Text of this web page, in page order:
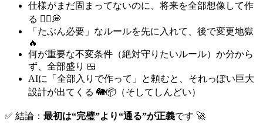
仕様がまだ固まってないのに、将来を全部想像して作
る 🧙‍♂️💭
「たぶん必要」なルールを先に入れて、後で変更地獄
🔥
何が重要な不変条件（絶対守りたいルール）か分から
ず、全部盛り 🍱
AIに「全部入りで作って」と頼むと、それっぽい巨大
設計が出てくる 🐘📦（そしてしんどい）
✅ 結論： 最初は“完璧”より“通る”が正義です 🚀